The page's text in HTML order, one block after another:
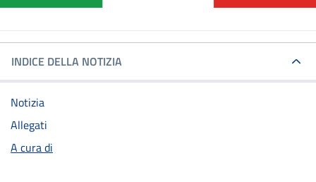
INDICE DELLA NOTIZIA
Notizia
Allegati
A cura di